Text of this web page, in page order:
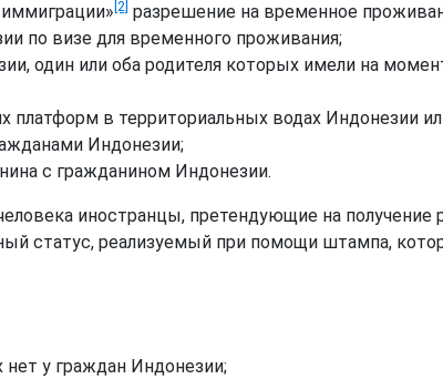
[2] разрешение на временное
по визе для временного проживания;
один или оба родителя которых имели на
платформ в территориальных водах Индонезии
Индонезии;
с гражданином Индонезии.
иностранцы, претендующие на
статус, реализуемый при помощи штампа,
у граждан Индонезии;